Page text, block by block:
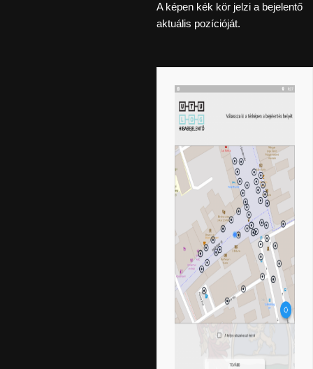
A képen kék kör jelzi a bejelentő
aktuális pozícióját.